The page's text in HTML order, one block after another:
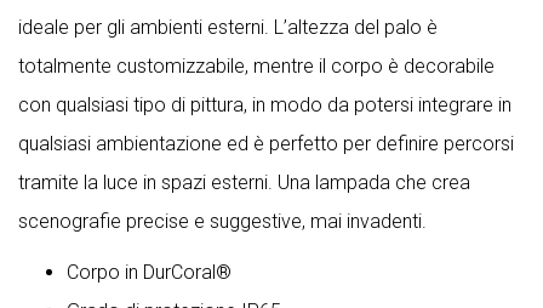
ideale per gli ambienti esterni. L’altezza del palo è
totalmente customizzabile, mentre il corpo è decorabile
con qualsiasi tipo di pittura, in modo da potersi integrare in
qualsiasi ambientazione ed è perfetto per definire percorsi
tramite la luce in spazi esterni. Una lampada che crea
scenografie precise e suggestive, mai invadenti.
Corpo in DurCoral®